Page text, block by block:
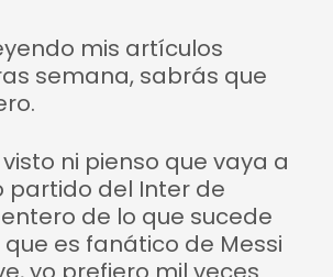
mis artículos
semana, sabrás que
visto ni pienso que vaya a
partido del Inter de
de lo que sucede
es fanático de Messi